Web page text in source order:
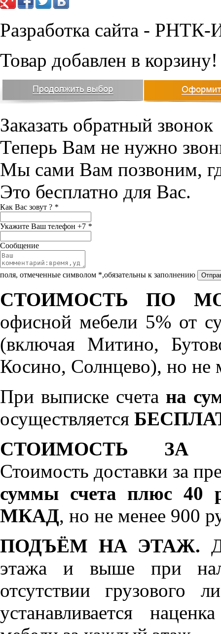
Разработка сайта - РНТК-
Товар добавлен в корзину!
Заказать обратный звонок
Теперь Вам не нужно
Мы сами Вам позвоним,
Это бесплатно для Вас.
Как Вас зовут ? *
Укажите Ваш телефон +7 *
Сообщение
поля, отмеченные символом *,обязательны к заполнению
СТОИМОСТЬ ПО
офисной мебели 5% от
(включая Митино,
Косино, Солнцево), но не
При выписке счета на
осуществляется
СТОИМОСТЬ ЗА
Стоимость доставки за
суммы счета плюс 40
МКАД, но не менее 900
ПОДЪЁМ НА ЭТАЖ.
этажа и выше при
отсутствии грузового
устанавливается